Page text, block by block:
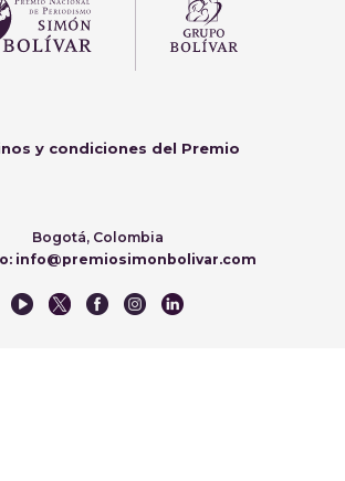
y condiciones del Premio
Bogotá, Colombia
info@premiosimonbolivar.com